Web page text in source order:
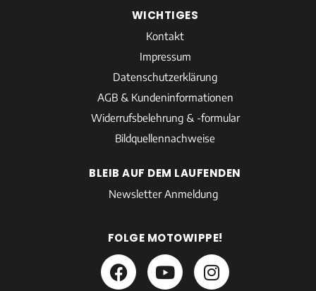
WICHTIGES
Kontakt
Impressum
Datenschutzerklärung
AGB & Kundeninformationen
Widerrufsbelehrung & -formular
Bildquellennachweise
BLEIB AUF DEM LAUFENDEN
Newsletter Anmeldung
FOLGE MOTOWIPPE!